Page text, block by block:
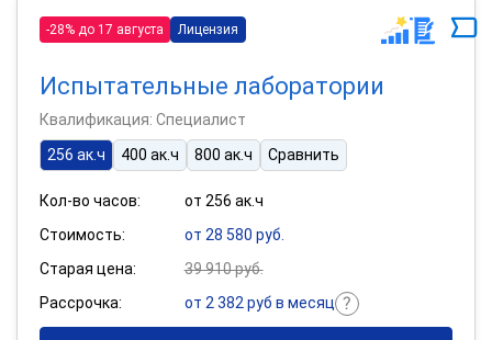
-28% до 17 августа Лицензия
Испытательные лаборатории
Квалификация: Специалист
256 ак.ч
400 ак.ч 800 ак.ч Сравнить
Кол-во часов:
от 256 ак.ч
Стоимость:
от 28 580 руб.
Старая цена:
39 910 руб.
Рассрочка:
от 2 382 руб в месяц